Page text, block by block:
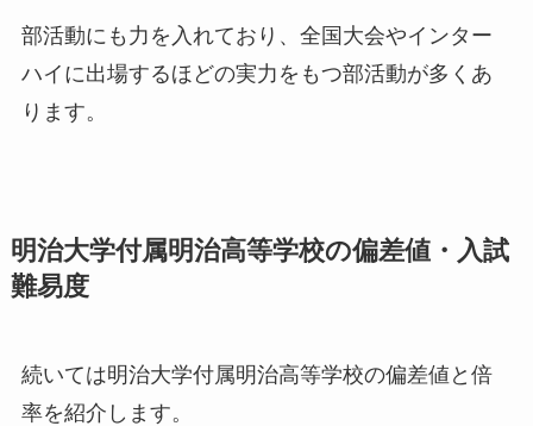
部活動にも力を入れており、全国大会やインター
ハイに出場するほどの実力をもつ部活動が多くあ
ります。
明治大学付属明治高等学校の偏差値・入試
難易度
続いては明治大学付属明治高等学校の偏差値と倍
率を紹介します。